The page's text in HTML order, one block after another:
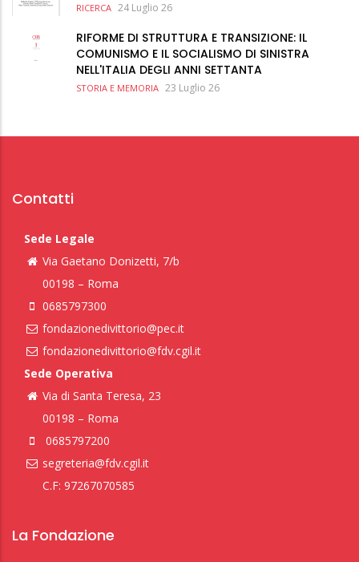
RICERCA 24 Luglio 26
RIFORME DI STRUTTURA E TRANSIZIONE: IL
COMUNISMO E IL SOCIALISMO DI SINISTRA
NELL'ITALIA DEGLI ANNI SETTANTA
STORIA E MEMORIA 23 Luglio 26
Contatti
Sede Legale
Via Gaetano Donizetti, 7/b
00198 – Roma
0685797300
fondazionedivittorio@pec.it
fondazionedivittorio@fdv.cgil.it
Sede Operativa
Via di Santa Teresa, 23
00198 – Roma
0685797200
segreteria@fdv.cgil.it
C.F: 97267070585
La Fondazione